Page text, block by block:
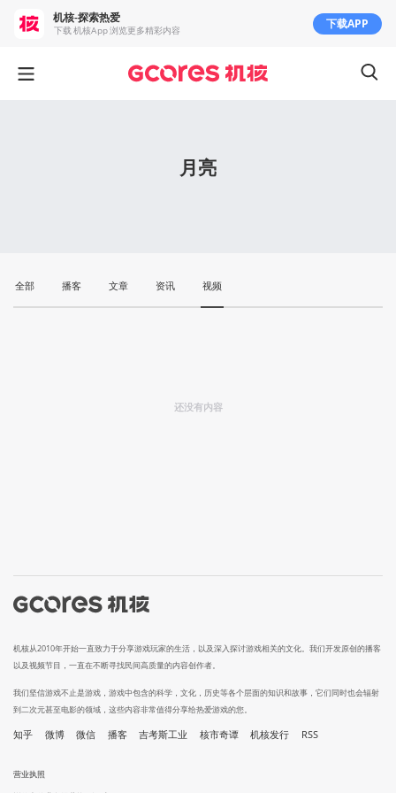
月亮
全部 播客 文章 资讯 视频
还没有内容
机核从2010年开始一直致力于分享游戏玩家的生活，以及深入探讨游戏相关的文化。我们开发原创的播客
以及视频节目，一直在不断寻找民间高质量的内容创作者。
我们坚信游戏不止是游戏，游戏中包含的科学，文化，历史等各个层面的知识和故事，它们同时也会辐射
到二次元甚至电影的领域，这些内容非常值得分享给热爱游戏的您。
知乎 微博 微信 播客 吉考斯工业 核市奇谭 机核发行 RSS
营业执照
机核-探索热爱
下载 机核App 浏览更多精彩内容 下载APP